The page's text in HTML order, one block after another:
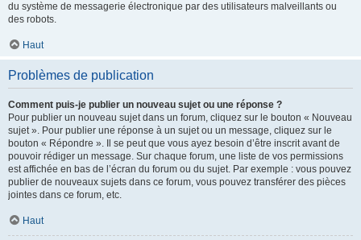
du système de messagerie électronique par des utilisateurs malveillants ou
des robots.
Haut
Problèmes de publication
Comment puis-je publier un nouveau sujet ou une réponse ?
Pour publier un nouveau sujet dans un forum, cliquez sur le bouton « Nouveau
sujet ». Pour publier une réponse à un sujet ou un message, cliquez sur le
bouton « Répondre ». Il se peut que vous ayez besoin d’être inscrit avant de
pouvoir rédiger un message. Sur chaque forum, une liste de vos permissions
est affichée en bas de l’écran du forum ou du sujet. Par exemple : vous pouvez
publier de nouveaux sujets dans ce forum, vous pouvez transférer des pièces
jointes dans ce forum, etc.
Haut